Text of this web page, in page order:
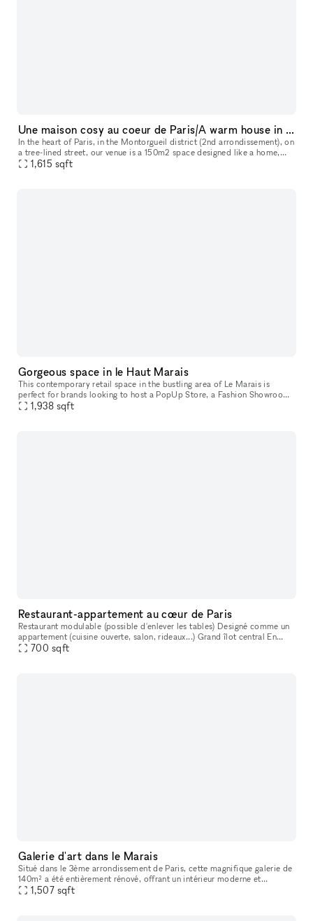
Une maison cosy au coeur de Paris/A warm house in the heart of Paris !
In the heart of Paris, in the Montorgueil district (2nd arrondissement), on
a tree-lined street, our venue is a 150m2 space designed like a home,
around 3 themes: conviviality, functionality & elegan
1,615 sqft
Gorgeous space in le Haut Marais
This contemporary retail space in the bustling area of Le Marais is
perfect for brands looking to host a PopUp Store, a Fashion Showroom
1,938 sqft
Restaurant-appartement au cœur de Paris
Restaurant modulable (possible d'enlever les tables) Designé comme un
appartement (cuisine ouverte, salon, rideaux...) Grand îlot central En
plein cœur de Paris (entre Sentier et Bonne Nouvelle) Cuis
700 sqft
Galerie d'art dans le Marais
Situé dans le 3ème arrondissement de Paris, cette magnifique galerie de
140m² a été entièrement rénové, offrant un intérieur moderne et
attrayant. Cette galerie offre un espace polyvalent, entièremen
1,507 sqft